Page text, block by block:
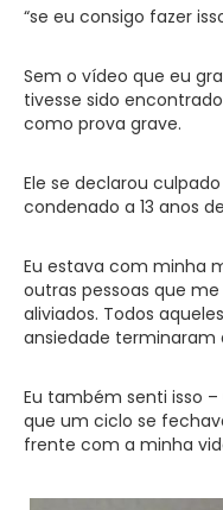
“se eu consigo fazer
Sem o vídeo que eu
tivesse sido
como prova grave.
Ele se declarou
condenado a 13 anos
Eu estava com minha
outras pessoas que
aliviados. Todos
ansiedade terminaram
Eu também senti isso
que um ciclo se
frente com a minha